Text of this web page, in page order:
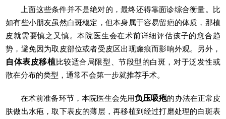
上面这些条件并不是绝对的，最终还得靠面诊综合衡量。比
如有些小朋友虽然白斑稳定，但本身属于容易留疤的体质，那植
皮就需要慎之又慎。本院医生会在术前详细评估孩子的愈合趋
势，避免因为取皮部位或者受皮区出现瘢痕而影响外观。另外，
自体表皮移植比较适合局限型、节段型的白斑，对于泛发性或
散在分布的类型，通常不会第一步就推荐手术。
在术前准备环节，本院医生会先用负压吸疱的办法在正常皮
肤做出水疱，取下表皮的薄层，再移植到经过打磨处理的白斑表